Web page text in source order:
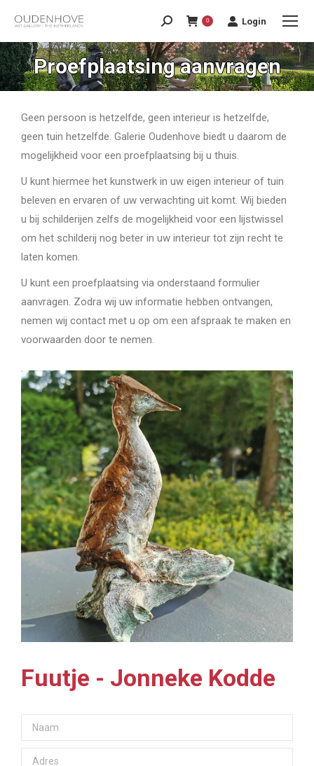
0 Login
Proefplaatsing aanvragen
Geen persoon is hetzelfde, geen interieur is hetzelfde,
geen tuin hetzelfde. Galerie Oudenhove biedt u daarom de
mogelijkheid voor een proefplaatsing bij u thuis.
U kunt hiermee het kunstwerk in uw eigen interieur of tuin
beleven en ervaren of uw verwachting uit komt. Wij bieden
u bij schilderijen zelfs de mogelijkheid voor een lijstwissel
om het schilderij nog beter in uw interieur tot zijn recht te
laten komen.
U kunt een proefplaatsing via onderstaand formulier
aanvragen. Zodra wij uw informatie hebben ontvangen,
nemen wij contact met u op om een afspraak te maken en
voorwaarden door te nemen.
Fuutje - Jonneke Kodde